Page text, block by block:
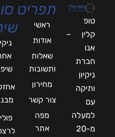
טופ
קלין –
אנו
חברת
ניקיון
ותיקה
עם
למעלה
מ-20
תפריט
ראשי
אודות
שאלות
ותשובות
מחירון
צור קשר
מפה
אתר